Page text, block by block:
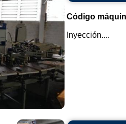
Código
Inyección....